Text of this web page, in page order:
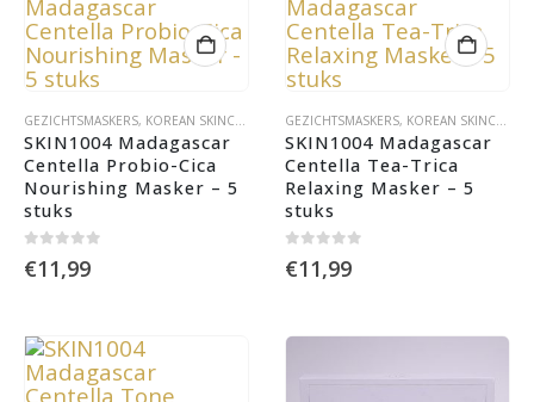
GEZICHTSMASKERS, KOREAN SKINCARE
SKIN1004 Madagascar
Centella Probio-Cica
Nourishing Masker – 5
stuks
€11,99
GEZICHTSMASKERS, KOREAN SKINCARE
SKIN1004 Madagascar
Centella Tea-Trica
Relaxing Masker – 5
stuks
€11,99